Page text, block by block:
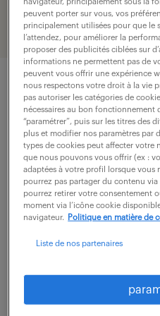
l’entreprise ?
la paresse, c’est
Notre éducation nous
mouvement, nous incite
religion catholique
péché capital ! Pourtant,
câblé pour la paresse, et
sport. D’ailleurs,
bien le fruit de cette
navigateur, principalement sous la
peuvent porter sur vous, vos
principalement utilisées pour que le
l’attendez, pour améliorer la
proposer des publicités ciblées sur
informations ne permettent pas de
peuvent vous offrir une expérience
nous respectons votre droit à la vie
pas autoriser les catégories de
nécessaires au bon fonctionnement
“paramétrer”, puis sur les titres des
plus et modifier nos paramètres par
types de cookies peut affecter votre
que nous pouvons vous offrir (ex :
adaptées à votre profil lorsque vous
pourrez pas partager du contenu via
pourrez retirer votre consentement
moment via l’icône cookie
navigateur.
Politique en matière de
Liste de nos partenaires